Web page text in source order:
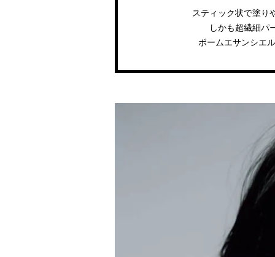
スティック状で塗り
しかも超繊細パ
ボームエサンシエ